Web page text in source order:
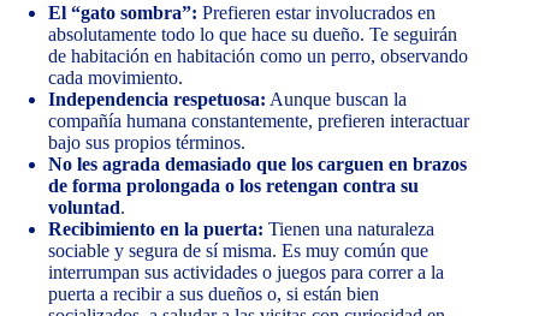
El “gato sombra”: Prefieren estar involucrados en
absolutamente todo lo que hace su dueño. Te seguirán
de habitación en habitación como un perro, observando
cada movimiento.
Independencia respetuosa: Aunque buscan la
compañía humana constantemente, prefieren interactuar
bajo sus propios términos.
No les agrada demasiado que los carguen en brazos
de forma prolongada o los retengan contra su
voluntad.
Recibimiento en la puerta: Tienen una naturaleza
sociable y segura de sí misma. Es muy común que
interrumpan sus actividades o juegos para correr a la
puerta a recibir a sus dueños o, si están bien